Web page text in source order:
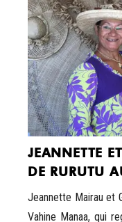
JEANNETTE
DE RURUTU
Jeannette Mairau et
Vahine Manaa, qui